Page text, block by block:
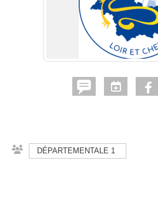
DÉPARTEMENTALE 1